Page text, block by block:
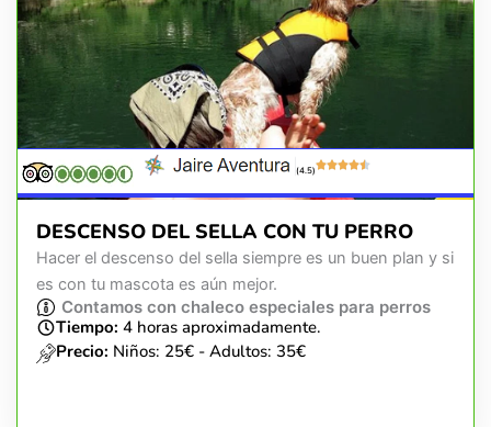
(4.5)
DESCENSO DEL SELLA CON TU PERRO
Hacer el descenso del sella siempre es un buen plan y si
es con tu mascota es aún mejor.
Contamos con chaleco especiales para perros
Tiempo: 4 horas aproximadamente.
Precio: Niños: 25€ - Adultos: 35€